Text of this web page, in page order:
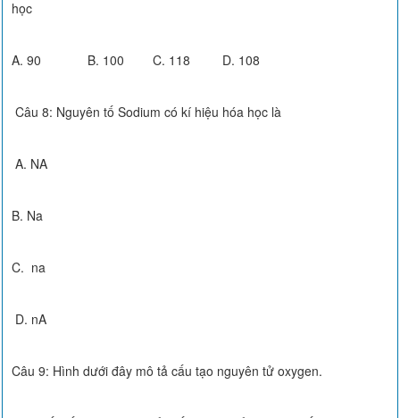
học
A. 90 B. 100 C. 118 D. 108
Câu 8: Nguyên tố Sodium có kí hiệu hóa học là
A. NA
B. Na
C. na
D. nA
Câu 9: Hình dưới đây mô tả cấu tạo nguyên tử oxygen.